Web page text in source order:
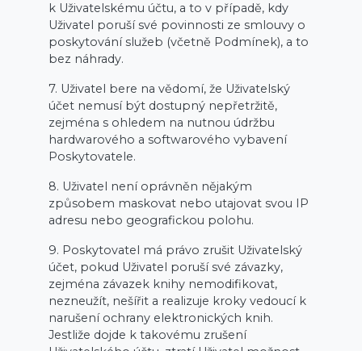
k Uživatelskému účtu, a to v případě, kdy
Uživatel poruší své povinnosti ze smlouvy o
poskytování služeb (včetně Podmínek), a to
bez náhrady.
7. Uživatel bere na vědomí, že Uživatelský
účet nemusí být dostupný nepřetržitě,
zejména s ohledem na nutnou údržbu
hardwarového a softwarového vybavení
Poskytovatele.
8. Uživatel není oprávněn nějakým
způsobem maskovat nebo utajovat svou IP
adresu nebo geografickou polohu.
9. Poskytovatel má právo zrušit Uživatelský
účet, pokud Uživatel poruší své závazky,
zejména závazek knihy nemodifikovat,
nezneužít, nešířit a realizuje kroky vedoucí k
narušení ochrany elektronických knih.
Jestliže dojde k takovému zrušení